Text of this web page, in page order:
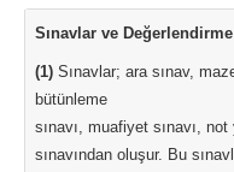
Sınavlar ve Değerlendirme
(1) Sınavlar; ara sınav,
bütünleme
sınavı, muafiyet sınavı,
sınavından oluşur. Bu